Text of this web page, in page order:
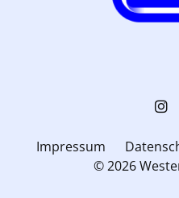
Impressum
© 2026